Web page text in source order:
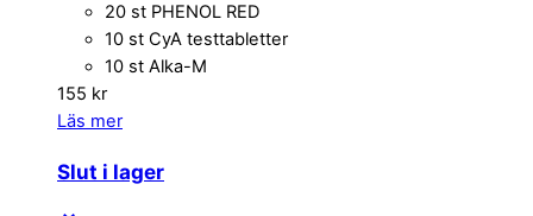
20 st PHENOL RED
10 st CyA testtabletter
10 st Alka-M
155 kr
Läs mer
Slut i lager